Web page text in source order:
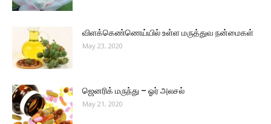
விளக்கெண்ணெய்யில் உள்ள மருத்துவ நன்மைகள்
May 23, 2020
ஜெனரிக் மருந்து – ஓர் அலசல்
May 21, 2020